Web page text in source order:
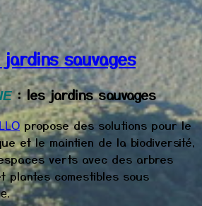
sauvages
: les jardins sauvages
propose des solutions pour le
et le maintien de la biodiversité,
verts avec des arbres
plantes comestibles sous
.